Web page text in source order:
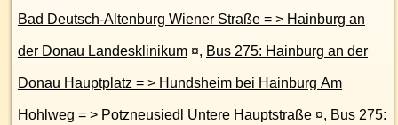
Bad Deutsch-Altenburg Wiener Straße = > Hainburg an
der Donau Landesklinikum ¤, Bus 275: Hainburg an der
Donau Hauptplatz = > Hundsheim bei Hainburg Am
Hohlweg = > Potzneusiedl Untere Hauptstraße ¤, Bus 275: